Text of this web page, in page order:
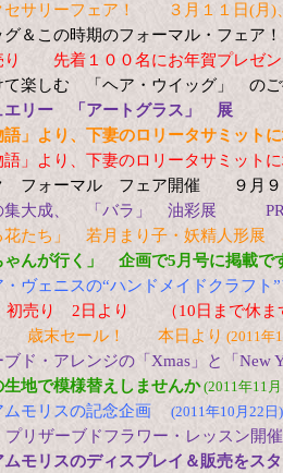
セサリーフェア！ ３月１１日(月)
グ＆この時期のフォーマル・フェ
売り 先着１００名にお年賀
て楽しむ 「ヘア・ウイッグ」
エリー 「アートグラス」 展
語」より、下妻のロリータサミッ
語」より、下妻のロリータサミッ
フォーマル フェア開催 ９月９
集大成、 「バラ」 油彩展
花たち」 若月まり子・妖精人形展
ゃんが行く」 企画で5月号に掲載で
・ヴェニスの“ハンドメイドクラフ
売り 2日より （10日まで休ま
歳末セール！ 本日より (2011年
ブド・アレンジの「Xmas」と「New
生地で模様替えしませんか(2011年11
ムモリスの記念企画 (2011年10月22日)
リザーブドフラワー・レッスン
ムモリスのディスプレイ＆販売をス